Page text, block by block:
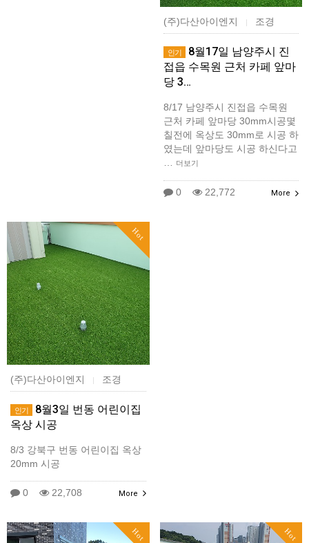
(주)다산아이엔지 | 조경
인기
8월17일 남양주시 진
접읍 수목원 근처 카페 앞마
당 3…
8/17 남양주시 진접읍 수목원
근처 카페 앞마당 30mm시공몇
칠전에 옥상도 30mm로 시공 하
였는데 앞마당도 시공 하신다고
더보기
0 22,772 More
Hot
(주)다산아이엔지 | 조경
인기
8월3일 번동 어린이집
옥상 시공
8/3 강북구 번동 어린이집 옥상
20mm 시공
0 22,708 More
Hot Hot